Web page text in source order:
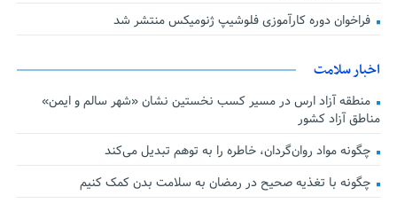
فراخوان دوره کارآموزی فلوشیپ ژنومیکس منتشر شد
اخبار سلامت
منطقه آزاد ارس در مسیر کسب نخستین نشان «شهر سالم و ایمن»
مناطق آزاد کشور
چگونه مواد روان‌گردان، خاطره را به توهم تبدیل می‌کند
چگونه با تغذیه صحیح در رمضان به سلامت بدن کمک کنیم